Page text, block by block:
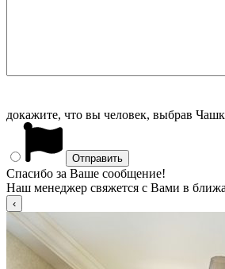
докажите, что вы человек, выбрав
Спасибо за Ваше сообщение!
Наш менеджер свяжется с Вами в